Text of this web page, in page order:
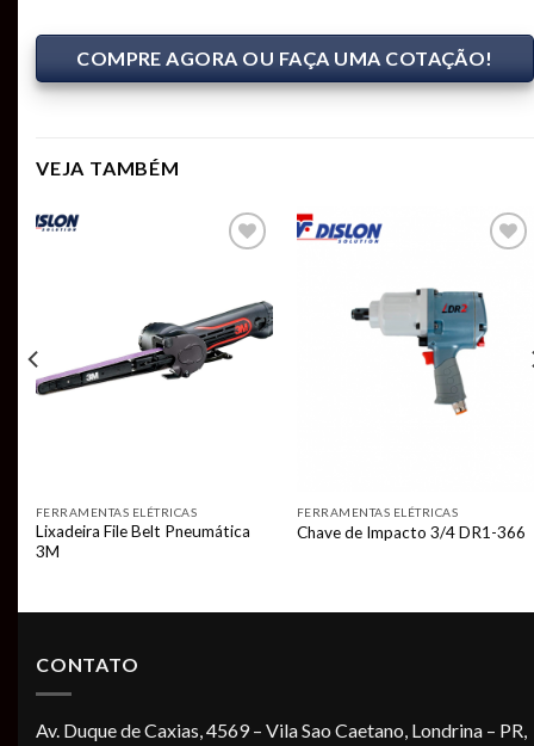
COMPRE AGORA OU FAÇA UMA COTAÇÃO!
VEJA TAMBÉM
Add to
wishlist
FERRAMENTAS ELÉTRICAS
Lixadeira File Belt Pneumática
3M
Add to
wishlist
FERRAMENTAS ELÉTRICAS
Chave de Impacto 3/4 DR1-366
CONTATO
Av. Duque de Caxias, 4569 – Vila Sao Caetano, Londrina – PR,